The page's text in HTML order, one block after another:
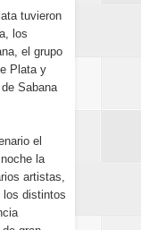
tuvieron
los
el grupo
Plata y
Sabana
el
la
artistas,
los distintos